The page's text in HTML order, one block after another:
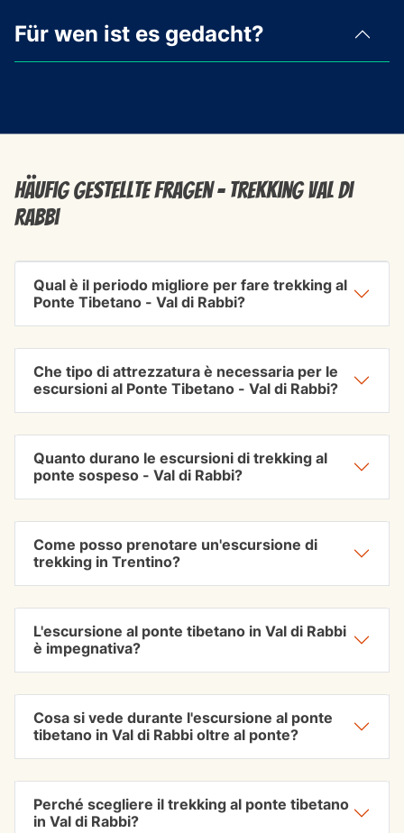
Für wen ist es gedacht?
Häufig gestellte Fragen - Trekking Val di
Rabbi
Qual è il periodo migliore per fare trekking al
Ponte Tibetano - Val di Rabbi?
Che tipo di attrezzatura è necessaria per le
escursioni al Ponte Tibetano - Val di Rabbi?
Quanto durano le escursioni di trekking al
ponte sospeso - Val di Rabbi?
Come posso prenotare un'escursione di
trekking in Trentino?
L'escursione al ponte tibetano in Val di Rabbi
è impegnativa?
Cosa si vede durante l'escursione al ponte
tibetano in Val di Rabbi oltre al ponte?
Perché scegliere il trekking al ponte tibetano
in Val di Rabbi?